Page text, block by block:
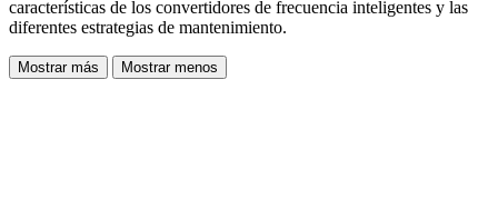
características de los convertidores de frecuencia inteligentes y las
diferentes estrategias de mantenimiento.
Mostrar más Mostrar menos